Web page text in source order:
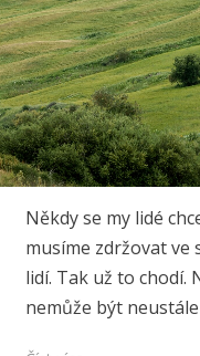
Někdy se my lidé
musíme zdržovat ve
lidí. Tak už to chodí.
nemůže být